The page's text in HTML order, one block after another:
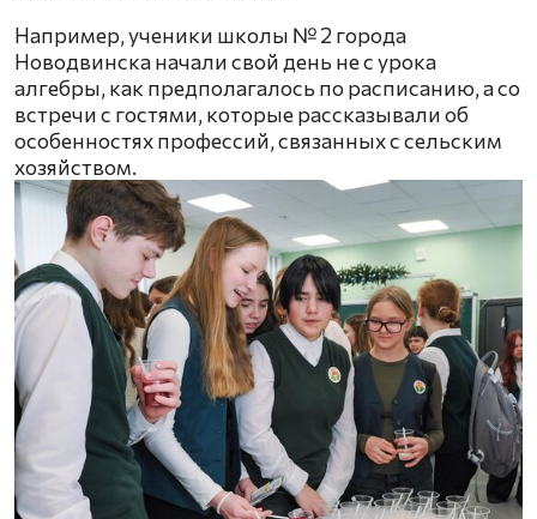
Например, ученики школы № 2 города
Новодвинска начали свой день не с урока
алгебры, как предполагалось по расписанию, а со
встречи с гостями, которые рассказывали об
особенностях профессий, связанных с сельским
хозяйством.